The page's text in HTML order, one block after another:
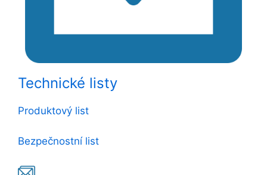
Technické listy
Produktový list
Bezpečnostní list